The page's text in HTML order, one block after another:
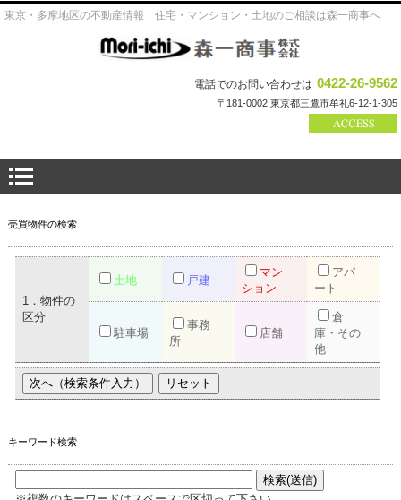
東京・多摩地区の不動産情報 住宅・マンション・土地のご相談は森一商事へ
電話でのお問い合わせは 0422-26-9562
〒181-0002 東京都三鷹市牟礼6-12-1-305
売買物件の検索
1．物件の
区分
土地 戸建
マン
ション
アパ
ート
駐車場
事務
所
店舗
倉
庫・その
他
キーワード検索